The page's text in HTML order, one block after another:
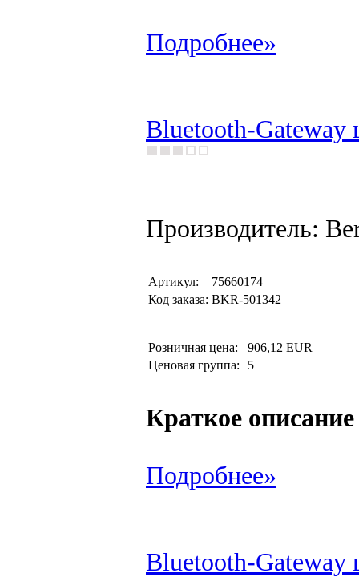
Подробнее»
Bluetooth-
Производитель:
Артикул:
75660174
Код заказа: BKR-501342
Розничная цена:
906,12 EUR
Ценовая группа:
5
Краткое описание
Подробнее»
Bluetooth-Gateway